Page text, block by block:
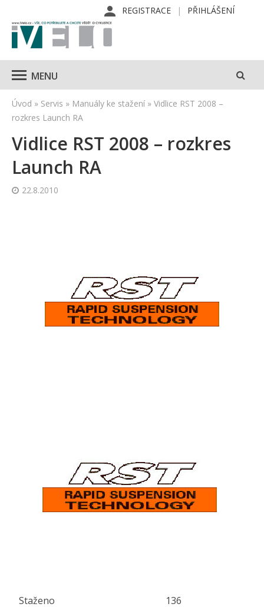
REGISTRACE PŘIHLÁŠENÍ
MENU
Úvod » Servis » Manuály ke stažení » Vidlice RST 2008 –
rozkres Launch RA
Vidlice RST 2008 – rozkres
Launch RA
22.8.2010
Staženo
136